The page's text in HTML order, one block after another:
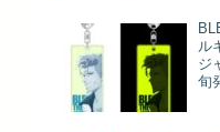
ル
ジ
旬